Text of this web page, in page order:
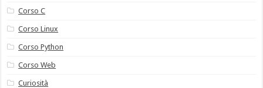
Corso C
Corso Linux
Corso Python
Corso Web
Curiosità